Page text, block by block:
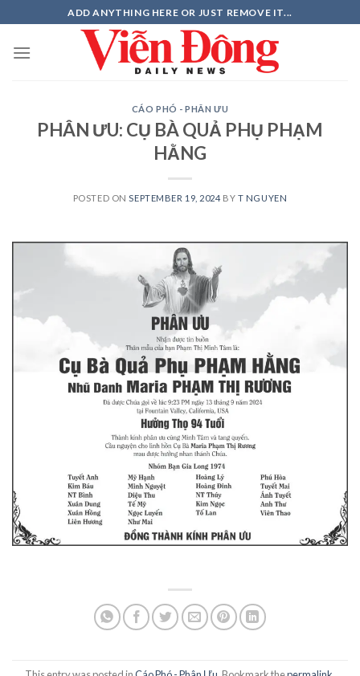
to
content
ADD ANYTHING HERE OR JUST REMOVE IT...
CÁO PHÓ - PHÂN ƯU
PHÂN ƯU: CỤ BÀ QUẢ PHỤ PHẠM
HẰNG
POSTED ON SEPTEMBER 19, 2024 BY T NGUYEN